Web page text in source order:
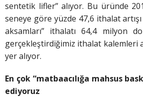
sentetik lifler” alıyor. Bu üründe
seneye göre yüzde 47,6 ithalat
aksamları” ithalatı 64,4 milyon
gerçekleştirdiğimiz ithalat kalemleri
yer alıyor.
En çok “matbaacılığa mahsus
ediyoruz